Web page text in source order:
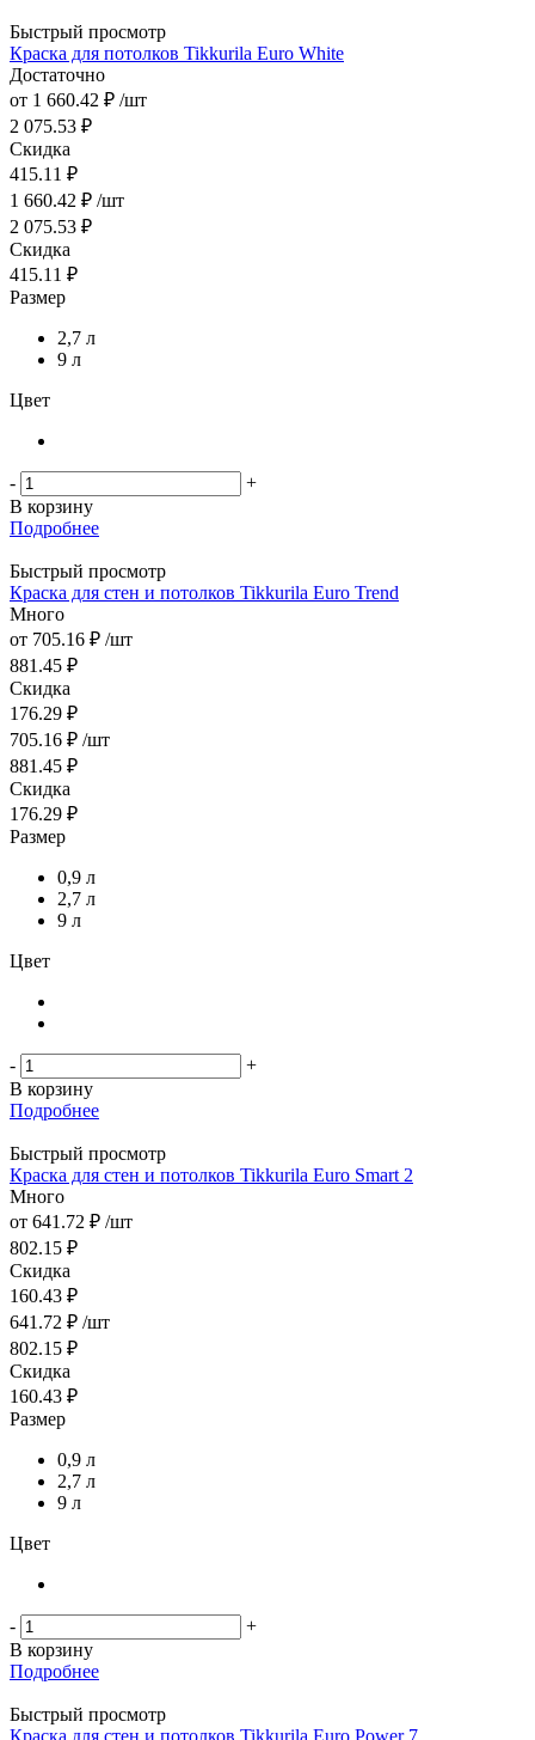
Быстрый просмотр
Краска для потолков Tikkurila Euro White
Достаточно
от 1 660.42 ₽ /шт
2 075.53 ₽
Скидка
415.11 ₽
1 660.42 ₽ /шт
2 075.53 ₽
Скидка
415.11 ₽
Размер
2,7 л
9 л
Цвет
-
+
В корзину
Подробнее
Быстрый просмотр
Краска для стен и потолков Tikkurila Euro Trend
Много
от 705.16 ₽ /шт
881.45 ₽
Скидка
176.29 ₽
705.16 ₽ /шт
881.45 ₽
Скидка
176.29 ₽
Размер
0,9 л
2,7 л
9 л
Цвет
-
+
В корзину
Подробнее
Быстрый просмотр
Краска для стен и потолков Tikkurila Euro Smart 2
Много
от 641.72 ₽ /шт
802.15 ₽
Скидка
160.43 ₽
641.72 ₽ /шт
802.15 ₽
Скидка
160.43 ₽
Размер
0,9 л
2,7 л
9 л
Цвет
-
+
В корзину
Подробнее
Быстрый просмотр
Краска для стен и потолков Tikkurila Euro Power 7